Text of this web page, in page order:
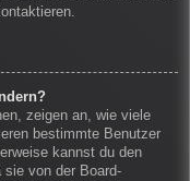
zeigen an, wie viele
bestimmte Benutzer
kannst du den
sie von der Board-